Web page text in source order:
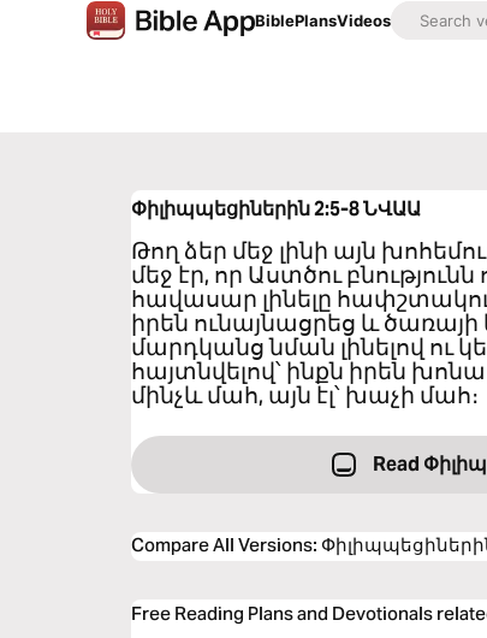
BiblePlansVideos
Փիլիպպեցիներին 2:5-8ՆՎԱԱ
Թող ձեր մեջ լինի այն
մեջ էր, որ Աստծու
հավասար լինելը
իրեն ունայնացրեց և
մարդկանց նման լինելով ու
հայտնվելով՝ ինքն իրեն
մինչև մահ, այն էլ՝ խաչի մահ։
Read
Compare All Versions:
Free Reading Plans and Devotionals